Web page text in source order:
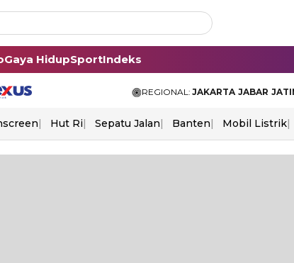
Gaya HidupSportIndeks
REGIONAL: JAKARTA JABAR
Hut Ri Sepatu Jalan Banten Mobil Listrik